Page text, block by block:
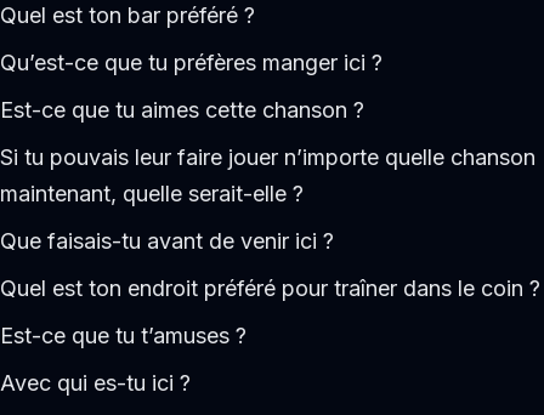
Quel est ton bar préféré ?
Qu’est-ce que tu préfères manger ici ?
Est-ce que tu aimes cette chanson ?
Si tu pouvais leur faire jouer n’importe quelle chanson
maintenant, quelle serait-elle ?
Que faisais-tu avant de venir ici ?
Quel est ton endroit préféré pour traîner dans le coin ?
Est-ce que tu t’amuses ?
Avec qui es-tu ici ?